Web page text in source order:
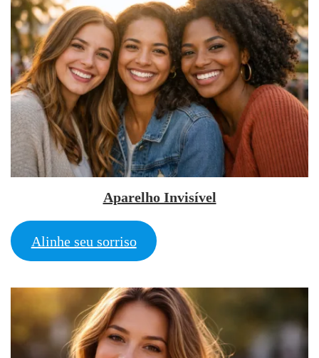
Aparelho Invisível
Alinhe seu sorriso